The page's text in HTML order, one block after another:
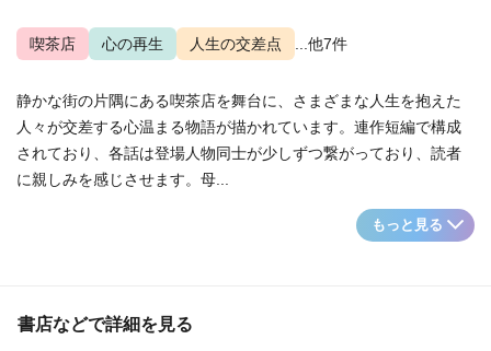
喫茶店 心の再生 人生の交差点 ...他7件
静かな街の片隅にある喫茶店を舞台に、さまざまな人生を抱えた
人々が交差する心温まる物語が描かれています。連作短編で構成
されており、各話は登場人物同士が少しずつ繋がっており、読者
に親しみを感じさせます。母...
もっと見る
書店などで詳細を見る